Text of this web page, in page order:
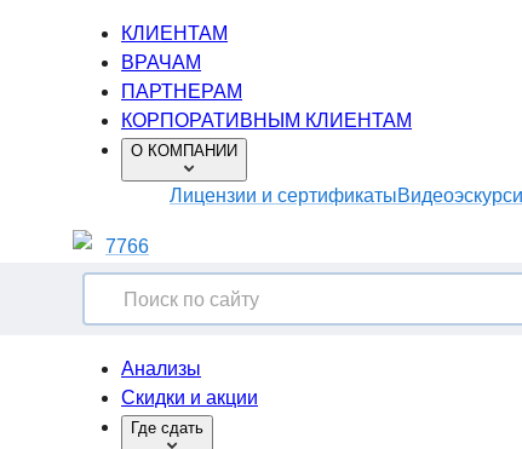
КЛИЕНТАМ
ВРАЧАМ
ПАРТНЕРАМ
КОРПОРАТИВНЫМ КЛИЕНТАМ
О КОМПАНИИ
Лицензии и сертификаты
7766
Анализы
Скидки и акции
Где сдать